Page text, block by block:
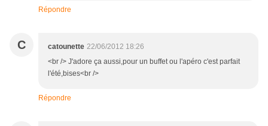
Répondre
C catounette 22/06/2012 18:26
<br /> J'adore ça aussi,pour un buffet ou l'apéro c'est parfait
l'été,bises<br />
Répondre